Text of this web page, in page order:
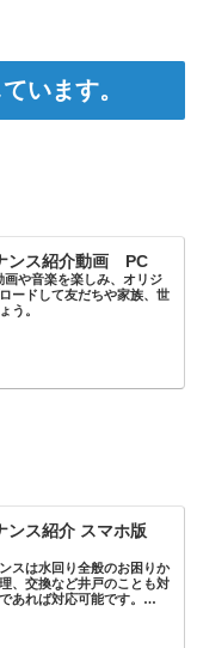
います。
ンス紹介動画 PC
や音楽を楽しみ、オリジ
ードして友だちや家族、世
う。
ンス紹介 スマホ版
スは水回り全般のお困りか
、交換など井戸のことも対
あれば対応可能です。